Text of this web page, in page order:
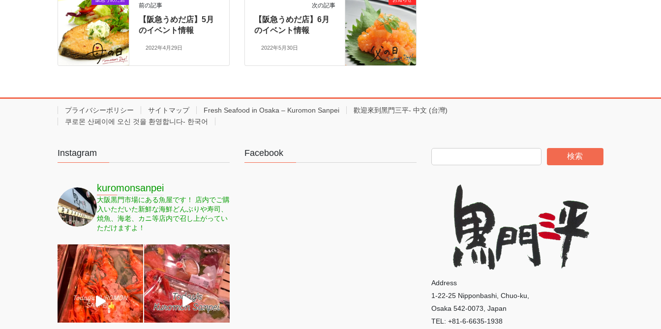
前の記事
【阪急うめだ店】5月
のイベント情報
2022年4月29日
次の記事
【阪急うめだ店】6月
のイベント情報
2022年5月30日
プライバシーポリシー サイトマップ Fresh Seafood in Osaka – Kuromon Sanpei
歡迎來到黑門三平- 中文 (台灣)
쿠로몬 산페이에 오신 것을 환영합니다- 한국어
Instagram
kuromonsanpei
大阪黒門市場にある魚屋です！
店内でご購
入いただいた新鮮な海鮮どんぶりや寿司、
焼魚、海老、カニ等店内で召し上がってい
ただけますよ！
Facebook 検索
Address
1-22-25 Nipponbashi, Chuo-ku,
Osaka 542-0073, Japan
TEL: +81-6-6635-1938